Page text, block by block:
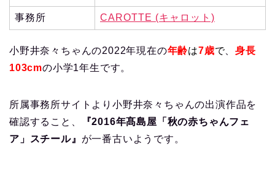
事務所 CAROTTE (キャロット)
小野井奈々ちゃんの2022年現在の年齢は7歳で、身長
103cmの小学1年生です。
所属事務所サイトより小野井奈々ちゃんの出演作品を
確認すること、
『2016年髙島屋「秋の赤ちゃんフェ
ア」スチール』 が一番古いようです。